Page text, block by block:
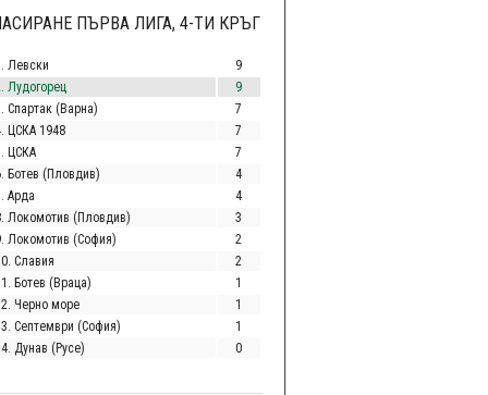
ПЪРВА ЛИГА, 4-ТИ КРЪГ
Левски
9
Лудогорец
9
Спартак (Варна)
7
ЦСКА 1948
7
ЦСКА
7
Ботев (Пловдив)
4
Арда
4
Локомотив (Пловдив)
3
Локомотив (София)
2
Славия
2
Ботев (Враца)
1
Черно море
1
Септември (София)
1
Дунав (Русе)
0